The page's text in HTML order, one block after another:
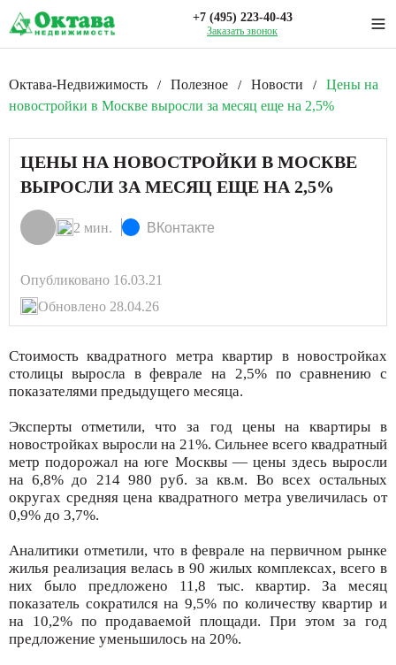
+7 (495) 223-40-43
Заказать звонок
Октава-Недвижимость / Полезное / Новости /
Цены на
новостройки в Москве выросли за месяц еще на 2,5%
ЦЕНЫ НА НОВОСТРОЙКИ В МОСКВЕ
ВЫРОСЛИ ЗА МЕСЯЦ ЕЩЕ НА 2,5%
2 мин. ВКонтакте
Опубликовано 16.03.21
Обновлено 28.04.26
Стоимость квадратного метра квартир в новостройках
столицы выросла в феврале на 2,5% по сравнению с
показателями предыдущего месяца.
Эксперты отметили, что за год цены на квартиры в
новостройках выросли на 21%. Сильнее всего квадратный
метр подорожал на юге Москвы — цены здесь выросли
на 6,8% до 214 980 руб. за кв.м. Во всех остальных
округах средняя цена квадратного метра увеличилась от
0,9% до 3,7%.
Аналитики отметили, что в феврале на первичном рынке
жилья реализация велась в 90 жилых комплексах, всего в
них было предложено 11,8 тыс. квартир. За месяц
показатель сократился на 9,5% по количеству квартир и
на 10,2% по продаваемой площади. При этом за год
предложение уменьшилось на 20%.